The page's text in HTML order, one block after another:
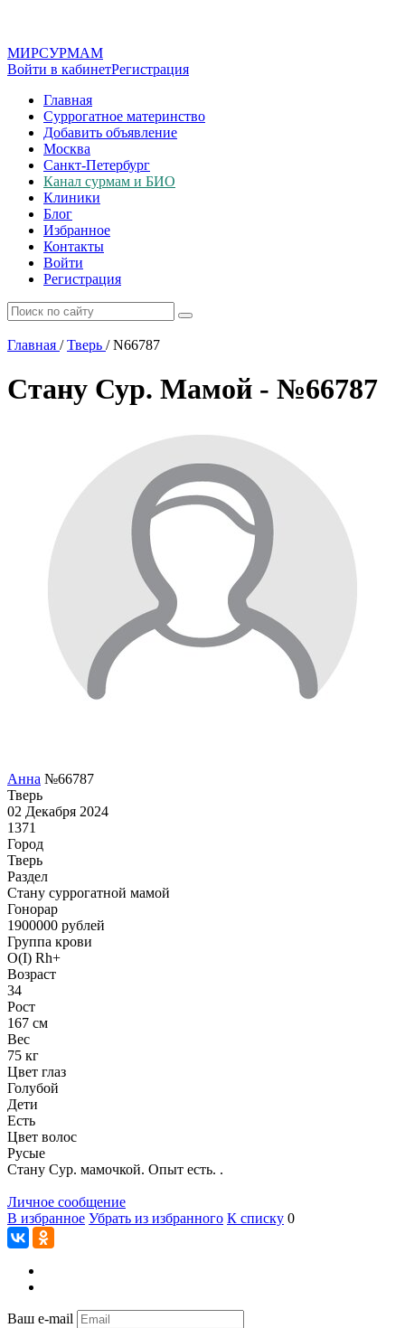
МИРСУРМАМ
Войти в кабинетРегистрация
Главная
Суррогатное материнство
Добавить объявление
Москва
Санкт-Петербург
Канал сурмам и БИО
Клиники
Блог
Избранное
Контакты
Войти
Регистрация
Главная / Тверь /N66787
Стану Сур. Мамой - №66787
Анна №66787
Тверь
02 Декабря 2024
1371
Город
Тверь
Раздел
Cтану суррогатной мамой
Гонoрар
1900000 рублей
Группа крови
O(I) Rh+
Возраст
34
Рост
167 см
Вес
75 кг
Цвет глаз
Голубой
Дети
Есть
Цвет волос
Русые
Стану Сур. мамочкой. Опыт есть. .
Личное сообщение
В избранное Убрать из избранного К списку 0
Ваш e-mail